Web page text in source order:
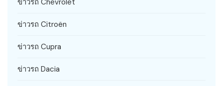
ข่าวรถ Chevrolet
ข่าวรถ Citroën
ข่าวรถ Cupra
ข่าวรถ Dacia